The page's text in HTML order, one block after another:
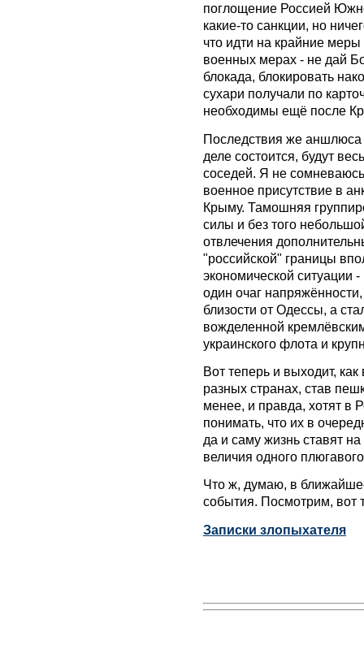
поглощение Россией
какие-то санкции, но
что идти на крайние
военных мерах - не дай
блокада, блокировать
сухари получали по
необходимы ещё после
Последствия же аншлюса
деле состоится, будут
соседей. Я не
военное присутствие в
Крыму. Тамошняя
силы и без того
отвлечения
"российской" границы
экономической ситуации
один очаг
близости от Одессы, а
вожделенной
украинского флота и
Вот теперь и выходит,
разных странах, став
менее, и правда, хотят в
понимать, что их в
да и саму жизнь ставят
величия одного
Что ж, думаю, в
события. Посмотрим, вот
Записки злопыхателя